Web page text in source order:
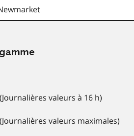
valeurs à 16 h)
valeurs maximales)